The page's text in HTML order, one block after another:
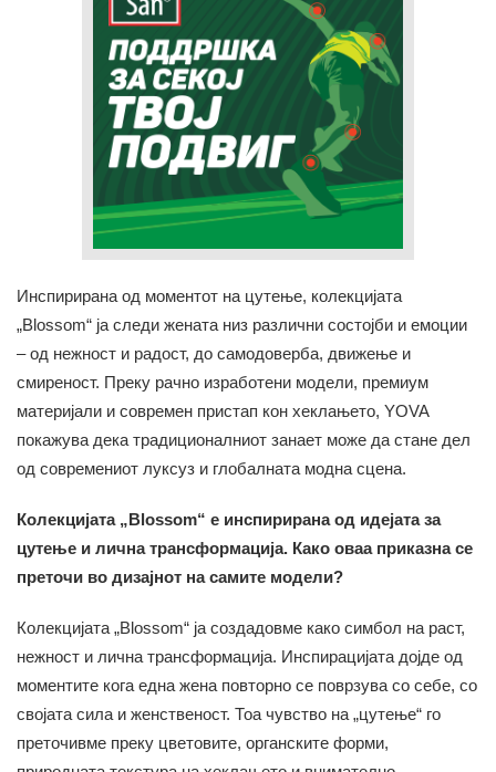
Инспирирана од моментот на цутење, колекцијата
„Blossom“ ја следи жената низ различни состојби и емоции
– од нежност и радост, до самодоверба, движење и
смиреност. Преку рачно изработени модели, премиум
материјали и современ пристап кон хеклањето, YOVA
покажува дека традиционалниот занает може да стане дел
од современиот луксуз и глобалната модна сцена.
Колекцијата „Blossom“ е инспирирана од идејата за
цутење и лична трансформација. Како оваа приказна се
преточи во дизајнот на самите модели?
Колекцијата „Blossom“ ја создадовме како симбол на раст,
нежност и лична трансформација. Инспирацијата дојде од
моментите кога една жена повторно се поврзува со себе, со
својата сила и женственост. Тоа чувство на „цутење“ го
преточивме преку цветовите, органските форми,